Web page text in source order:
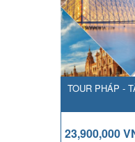
TOUR PHÁP -
23,900,000